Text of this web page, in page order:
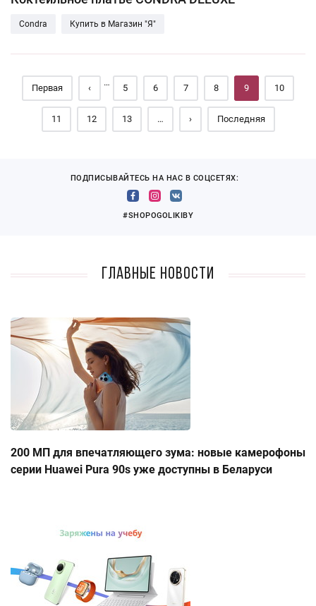
Condra Купить в Магазин "Я"
Страницы
Первая ‹
…
5 6 7 8 9 10
11 12 13 … › Последняя
ПОДПИСЫВАЙТЕСЬ НА НАС В СОЦСЕТЯХ:
#SHOPOGOLIKIBY
Главные новости
200 МП для впечатляющего зума: новые камерофоны
серии Huawei Pura 90s уже доступны в Беларуси